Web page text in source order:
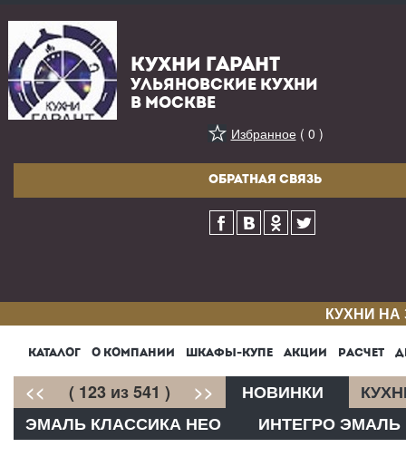
КУХНИ ГАРАНТ
УЛЬЯНОВСКИЕ КУХНИ
В МОСКВЕ
Избранное( 0 )
ОБРАТНАЯ СВЯЗЬ
КУХНИ
КАТАЛОГ О КОМПАНИИ ШКАФЫ-КУПЕ АКЦИИ РАСЧЕТ
<< ( 123 из 541 ) >> НОВИНКИ
ЭМАЛЬ КЛАССИКА НЕО
ИНТЕГРО ЭМАЛЬ